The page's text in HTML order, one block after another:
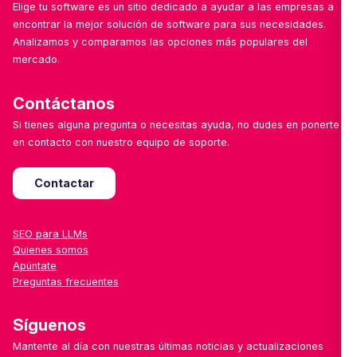
Elige tu software es un sitio dedicado a ayudar a las empresas a
encontrar la mejor solución de software para sus necesidades.
Analizamos y comparamos las opciones más populares del
mercado.
Contáctanos
Si tienes alguna pregunta o necesitas ayuda, no dudes en ponerte
en contacto con nuestro equipo de soporte.
Contactar
SEO para LLMs
Quienes somos
Apúntate
Preguntas frecuentes
Síguenos
Mantente al día con nuestras últimas noticias y actualizaciones